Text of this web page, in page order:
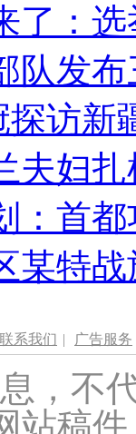
了：
队发
访新
夫妇
：首
某特
联系我们 | 广告服务
，不
站稿